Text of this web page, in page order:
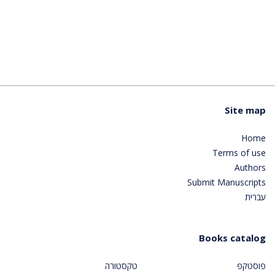
Site map
Home
Terms of use
Authors
Submit Manuscripts
עברית
Books catalog
פוסטקפ
טקסטורה